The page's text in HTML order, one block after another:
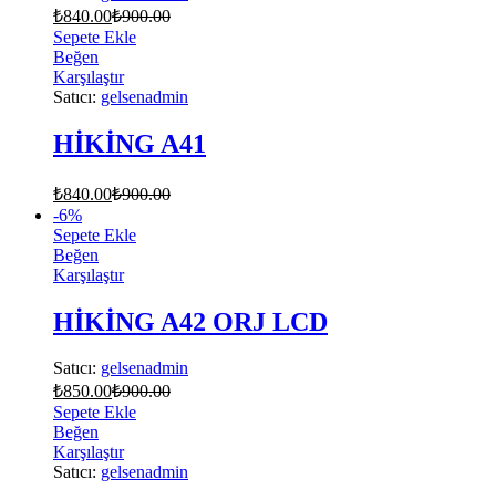
₺840.00₺900.00
Sepete Ekle
Beğen
Karşılaştır
Satıcı: gelsenadmin
HİKİNG A41
₺840.00₺900.00
-6%
Sepete Ekle
Beğen
Karşılaştır
HİKİNG A42 ORJ LCD
Satıcı: gelsenadmin
₺850.00₺900.00
Sepete Ekle
Beğen
Karşılaştır
Satıcı: gelsenadmin